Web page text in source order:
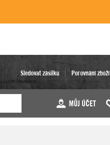
Sledovat zásilku Porovnání zboží
MŮJ ÚČET